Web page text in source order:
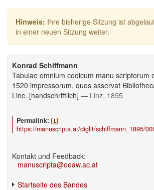
Hinweis: Ihre bisherige Sitzung ist
in einer neuen Sitzung weiter.
Konrad Schiffmann
Tabulae omnium codicum manu scriptorum
1520 impressorum, quos asservat
Linc. [handschriftlich] — Linz, 1895
Permalink:
https://manuscripta.at/diglit/schiffmann_1895/
Kontakt und Feedback:
manuscripta@oeaw.ac.at
Startseite des Bandes